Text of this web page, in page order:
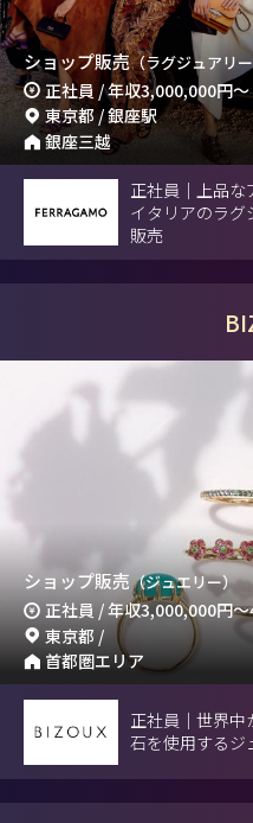
ショップ販売（ラグジュアリ
正社員 / 年収3,000,000円～
東京都 / 銀座駅
銀座三越
正社員｜上品な
イタリアのラグ
販売
ショップ販売（ジュエリー）
正社員 / 年収3,000,000円～
東京都 /
首都圏エリア
正社員｜世界中
石を使用するジ